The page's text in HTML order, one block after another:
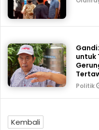
untuk
Politik
Kembali